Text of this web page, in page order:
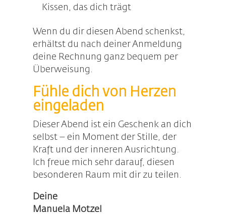
Kissen, das dich trägt
Wenn du dir diesen Abend schenkst,
erhältst du nach deiner Anmeldung
deine Rechnung ganz bequem per
Überweisung.
Fühle dich von Herzen
eingeladen
Dieser Abend ist ein Geschenk an dich
selbst – ein Moment der Stille, der
Kraft und der inneren Ausrichtung.
Ich freue mich sehr darauf, diesen
besonderen Raum mit dir zu teilen.
Deine
Manuela Motzel